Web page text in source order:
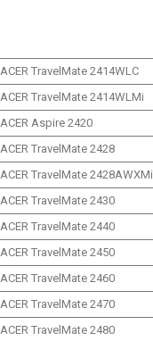
ACER TravelMate 2414WLC
ACER TravelMate 2414WLMi
ACER Aspire 2420
ACER TravelMate 2428
ACER TravelMate 2428AWXMi
ACER TravelMate 2430
ACER TravelMate 2440
ACER TravelMate 2450
ACER TravelMate 2460
ACER TravelMate 2470
ACER TravelMate 2480